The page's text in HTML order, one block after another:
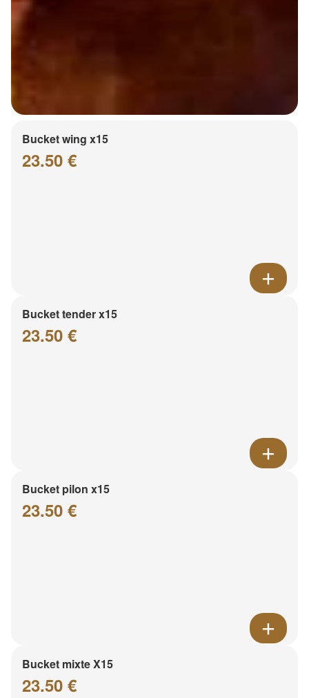
Bucket wing x15
23.50 €
Bucket tender x15
23.50 €
Bucket pilon x15
23.50 €
Bucket mixte X15
23.50 €